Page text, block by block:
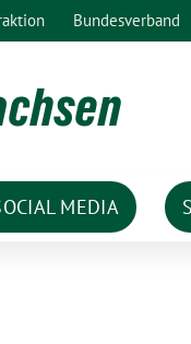
Bundesverband
MEDIA